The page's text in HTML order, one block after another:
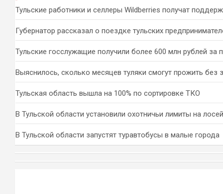
Тульские работники и селлеры Wildberries получат
Губернатор рассказал о поездке тульских
Тульские госслужащие получили более 600 млн рублей за
Выяснилось, сколько месяцев туляки смогут прожить без
Тульская область вышла на 100% по сортировке ТКО
В Тульской области установили охотничьи лимиты на
В Тульской области запустят туравтобусы в малые города